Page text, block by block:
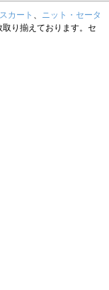
スカート 、 ニット・セータ
り揃えております。セ